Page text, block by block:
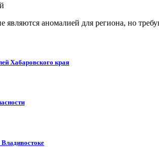
являются аномалией для региона, но
Хабаровского края